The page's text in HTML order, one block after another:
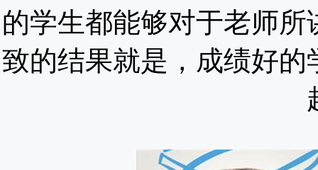
的学生都能够对于老师
致的结果就是，成绩好